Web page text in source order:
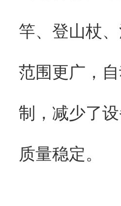
竿、登山杖
范围更广，
制，减少了
质量稳定。